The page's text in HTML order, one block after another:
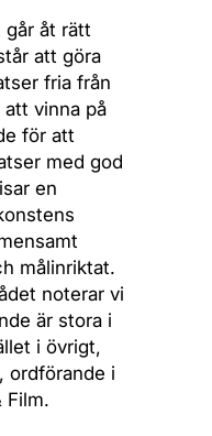
går åt rätt
att göra
fria från
att vinna på
för att
med god
en
målinriktat.
noterar vi
är stora i
i övrigt,
ordförande i
Film.